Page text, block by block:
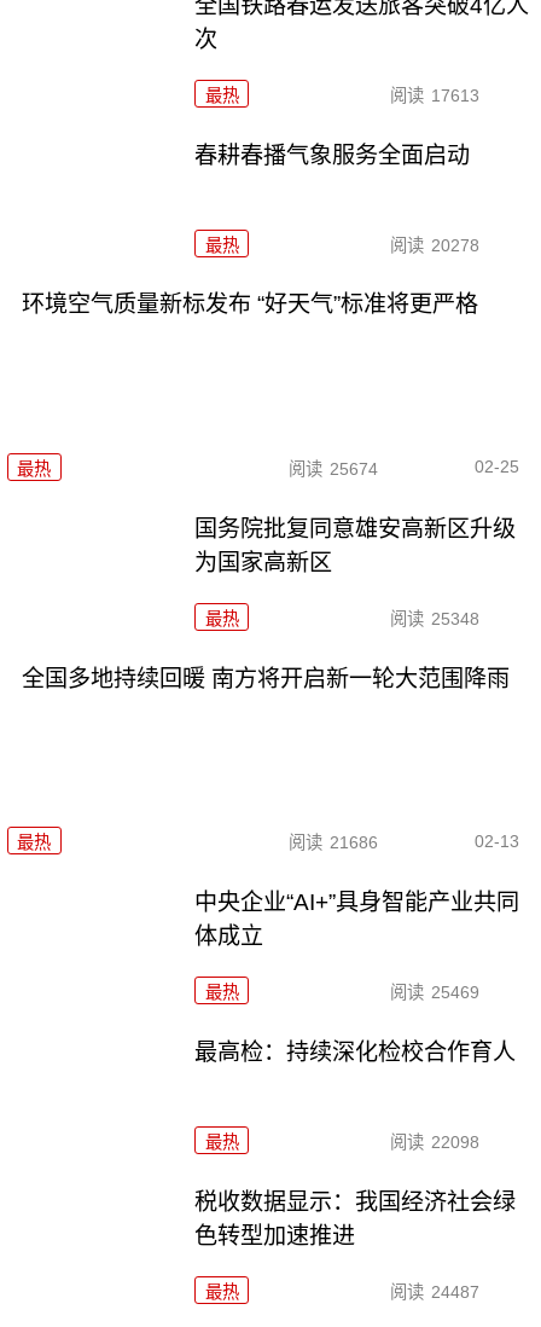
全国铁路春运发送旅客突破4亿人
次
最热 阅读 17613
春耕春播气象服务全面启动
最热 阅读 20278
环境空气质量新标发布 “好天气”标准将更严格
最热 阅读 25674 02-25
国务院批复同意雄安高新区升级
为国家高新区
最热 阅读 25348
全国多地持续回暖 南方将开启新一轮大范围降雨
最热 阅读 21686 02-13
中央企业“AI+”具身智能产业共同
体成立
最热 阅读 25469
最高检：持续深化检校合作育人
最热 阅读 22098
税收数据显示：我国经济社会绿
色转型加速推进
最热 阅读 24487